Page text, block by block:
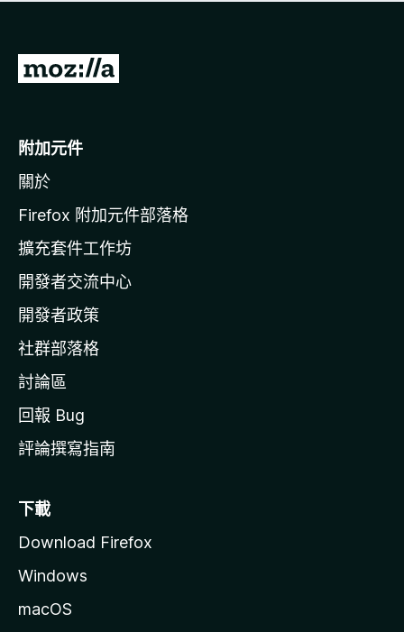
有
前
o
i
l
a
官
網
附加元件
關於
Firefox 附加元件部落格
擴充套件工作坊
開發者交流中心
開發者政策
社群部落格
討論區
回報 Bug
評論撰寫指南
下載
Download Firefox
Windows
macOS